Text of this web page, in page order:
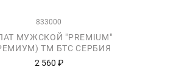
833000
МУЖСКОЙ "PREMIUM"
ТМ БТС СЕРБИЯ
2 560 ₽